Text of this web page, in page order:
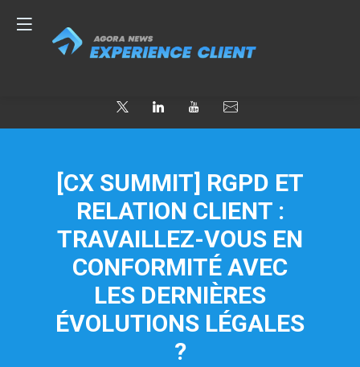
[CX SUMMIT] RGPD ET
RELATION CLIENT :
TRAVAILLEZ-VOUS EN
CONFORMITÉ AVEC
LES DERNIÈRES
ÉVOLUTIONS LÉGALES
?